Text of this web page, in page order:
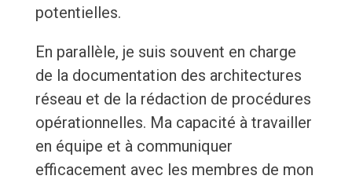
potentielles.
En parallèle, je suis souvent en charge
de la documentation des architectures
réseau et de la rédaction de procédures
opérationnelles. Ma capacité à travailler
en équipe et à communiquer
efficacement avec les membres de mon